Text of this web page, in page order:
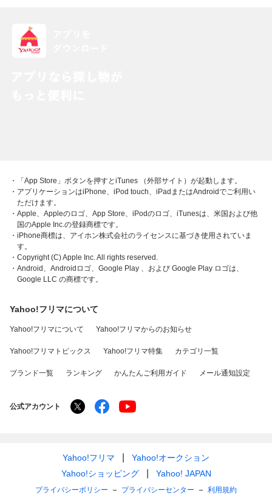
・「App Store」ボタンを押すとiTunes （外部サイト）が起動します。
・アプリケーションはiPhone、iPod touch、iPadまたはAndroidでご利用い
ただけます。
・Apple、Appleのロゴ、App Store、iPodのロゴ、iTunesは、米国および他
国のApple Inc.の登録商標です。
・iPhone商標は、アイホン株式会社のライセンスに基づき使用されていま
す。
・Copyright (C) Apple Inc. All rights reserved.
・Android、Androidロゴ、Google Play 、および Google Play ロゴは、
Google LLC の商標です。
Yahoo!フリマについて
Yahoo!フリマについて Yahoo!フリマからのお知らせ
Yahoo!フリマトピックス Yahoo!フリマ特集 カテゴリ一覧
ブランド一覧 ランキング かんたんご利用ガイド メール通知設定
公式アカウント
Yahoo!フリマ
Yahoo!オークション
Yahoo!ショッピング
Yahoo! JAPAN
プライバシーポリシー プライバシーセンター 利用規約